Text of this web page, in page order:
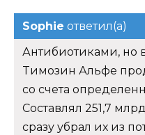
Sophie ответил(а)
Антибиотиками, но
Tимозин Альфе
со счета
Составлял 251,7
сразу убрал их из